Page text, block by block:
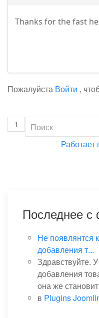
Thanks for the fast
Пожалуйста Войти ,
1
Работает
Последнее
Не появлянтся
добавления т...
Здравствуйте.
добавления
она же
в Plugins